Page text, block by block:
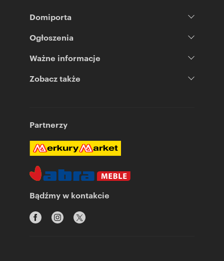
Domiporta
Ogłoszenia
Ważne informacje
Zobacz także
Partnerzy
Bądźmy w kontakcie